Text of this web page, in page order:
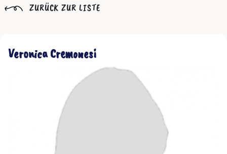
Unsere Geschichte
Verhaltenskodex
ZURÜCK ZUR LISTE
Veronica Cremonesi